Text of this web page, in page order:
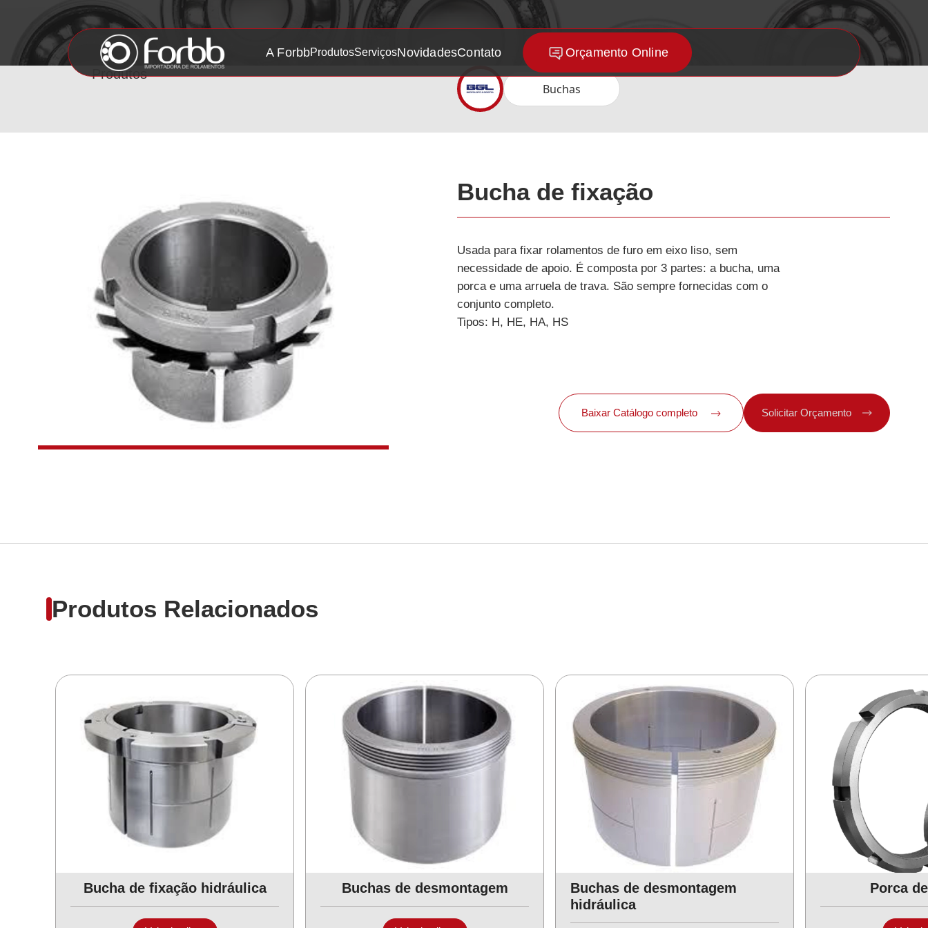
A ForbbProdutos
Mancais
Graxas
Transmissão de Potência
Retentores
Transporte de Materiais
Serviços
Suporte Técnico
NovidadesContato Orçamento Online
Produtos
Buchas
Bucha de fixação
Usada para fixar rolamentos de furo em eixo liso, sem
necessidade de apoio. É composta por 3 partes: a bucha, uma
porca e uma arruela de trava. São sempre fornecidas com o
conjunto completo.
Tipos: H, HE, HA, HS
Baixar Catálogo completo Solicitar Orçamento
Produtos Relacionados
Bucha de fixação hidráulica Buchas de desmontagem
Buchas de desmontagem
hidráulica
Porca